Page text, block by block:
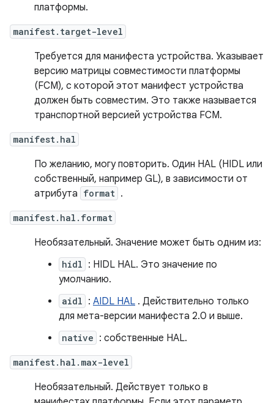
платформы.
manifest.target-level
Требуется для манифеста устройства. Указывает
версию матрицы совместимости платформы
(FCM), с которой этот манифест устройства
должен быть совместим. Это также называется
транспортной версией устройства FCM.
manifest.hal
По желанию, могу повторить. Один HAL (HIDL или
собственный, например GL), в зависимости от
атрибута format .
manifest.hal.format
Необязательный. Значение может быть одним из:
hidl : HIDL HAL. Это значение по
умолчанию.
aidl : AIDL HAL . Действительно только
для мета-версии манифеста 2.0 и выше.
native : собственные HAL.
manifest.hal.max-level
Необязательный. Действует только в